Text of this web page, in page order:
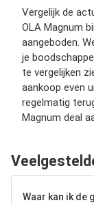
Vergelijk de
OLA Magnum
aangeboden.
je
te vergelijken
aankoop even
regelmatig
Magnum deal
Waar kan ik de